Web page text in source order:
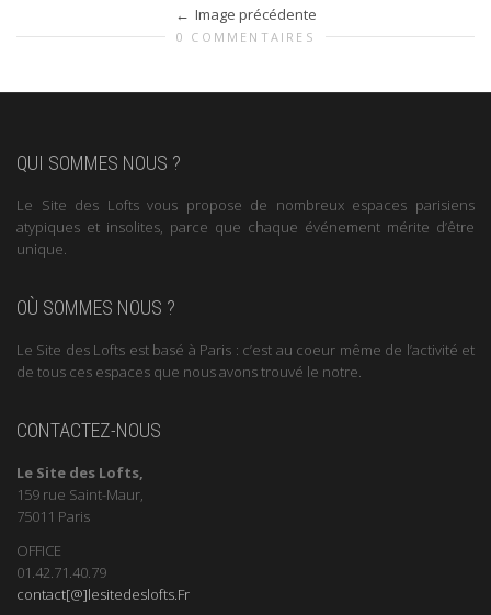
Image précédente
0 COMMENTAIRES
QUI SOMMES NOUS ?
Le Site des Lofts vous propose de nombreux espaces parisiens
atypiques et insolites, parce que chaque événement mérite d’être
unique.
OÙ SOMMES NOUS ?
Le Site des Lofts est basé à Paris : c’est au coeur même de l’activité et
de tous ces espaces que nous avons trouvé le notre.
CONTACTEZ-NOUS
Le Site des Lofts,
159 rue Saint-Maur,
75011 Paris
OFFICE
01.42.71.40.79
contact[@]lesitedeslofts.Fr